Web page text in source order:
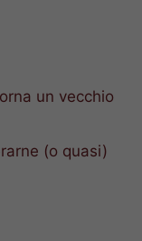
un vecchio
(o quasi)